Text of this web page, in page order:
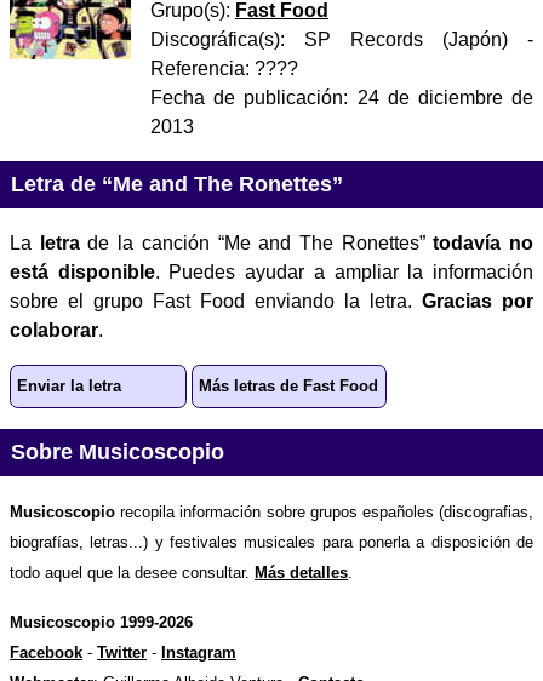
Grupo(s): Fast Food
Discográfica(s): SP Records (Japón) -
Referencia: ????
Fecha de publicación: 24 de diciembre de
2013
Letra de “Me and The Ronettes”
La letrade la canción “Me and The Ronettes”todavía no
está disponible. Puedes ayudar a ampliar la información
sobre el grupo Fast Food enviando la letra. Gracias por
colaborar.
Enviar la letra Más letras de Fast Food
Sobre Musicoscopio
Musicoscopio recopila información sobre grupos españoles (discografias,
biografías, letras...) y festivales musicales para ponerla a disposición de
todo aquel que la desee consultar. Más detalles
Musicoscopio 1999-2026
Facebook - Twitter - Instagram